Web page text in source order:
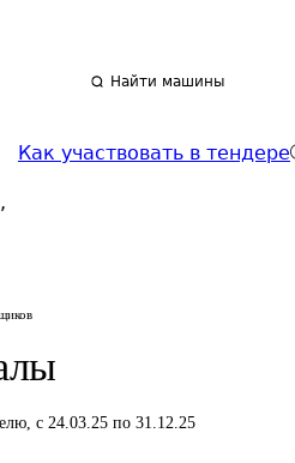
Найти машины
Как участвовать в тендере
,с 24.03.25 по 31.12.25